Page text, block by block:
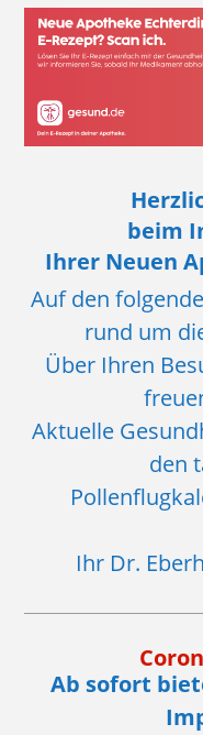
Kontakt
beim
Ihrer Neuen
Auf den
rund um
Über Ihren
Aktuelle
den
Ihr Dr.
Ab sofort